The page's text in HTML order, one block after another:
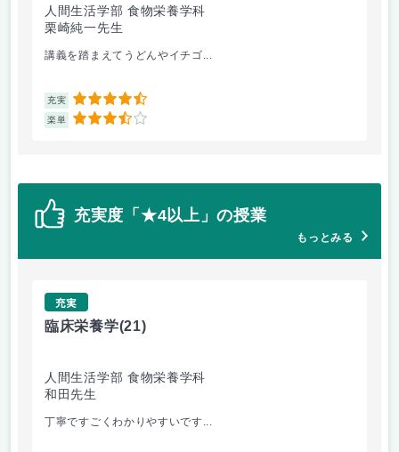
人間生活学部 食物栄養学科
栗崎純一先生
講義を踏まえてうどんやイチゴ...
充実 4.5
楽単 3.5
充実度「★4以上」の授業
もっとみる
充実
臨床栄養学(21)
人間生活学部 食物栄養学科
和田先生
丁寧ですごくわかりやすいです...